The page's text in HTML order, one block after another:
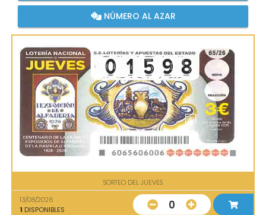
NÚMERO AL AZAR
SORTEO DEL JUEVES
13/08/2026
1 DISPONIBLES 0